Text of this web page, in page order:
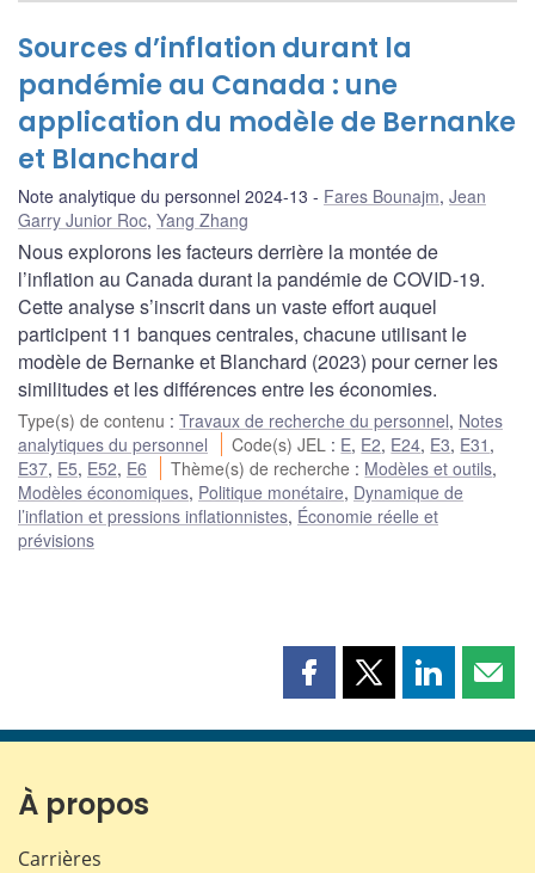
Sources d’inflation durant la
pandémie au Canada : une
application du modèle de Bernanke
et Blanchard
Note analytique du personnel 2024-13 Fares Bounajm, Jean
Garry Junior Roc, Yang Zhang
Nous explorons les facteurs derrière la montée de
l’inflation au Canada durant la pandémie de COVID-19.
Cette analyse s’inscrit dans un vaste effort auquel
participent 11 banques centrales, chacune utilisant le
modèle de Bernanke et Blanchard (2023) pour cerner les
similitudes et les différences entre les économies.
Type(s) de contenu : Travaux de recherche du personnel, Notes
analytiques du personnel
Code(s) JEL : E, E2, E24, E3, E31 ,
E37, E5, E52, E6 Thème(s) de recherche : Modèles et outils,
Modèles économiques, Politique monétaire, Dynamique de
l’inflation et pressions inflationnistes, Économie réelle et
prévisions
Partager
page
Partager
page
Partager
page page
À propos
Carrières